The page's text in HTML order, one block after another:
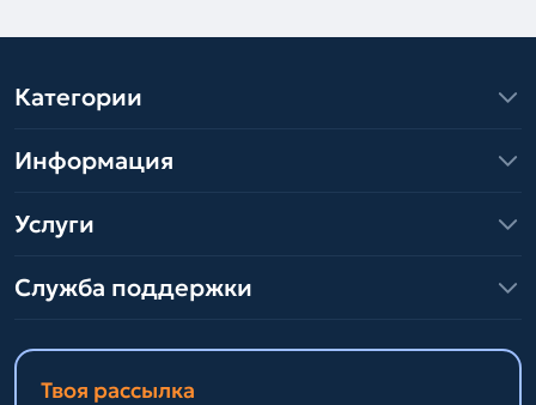
Категории
Информация
Услуги
Служба поддержки
Твоя рассылка